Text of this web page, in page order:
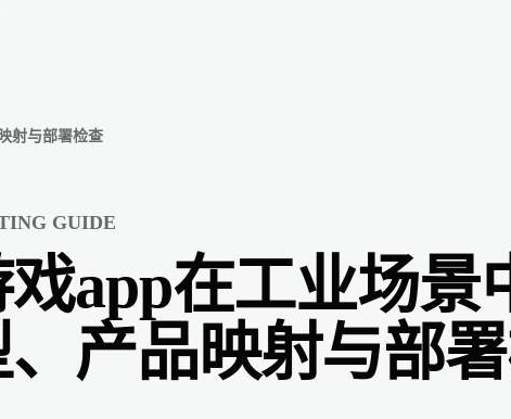
射与部署检查
GUIDE
app在工业场景
产品映射与部